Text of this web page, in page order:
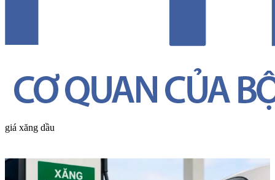
giá xăng dầu